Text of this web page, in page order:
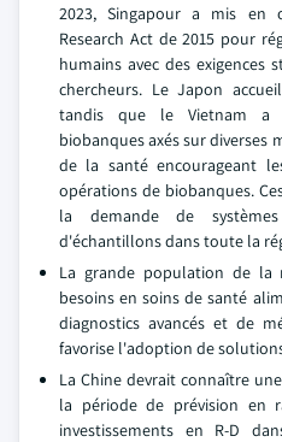
2023, Singapour a mis en
Research Act de 2015 pour
humains avec des exigences
chercheurs. Le Japon
tandis que le Vietnam a
biobanques axés sur diverses
de la santé encourageant
opérations de biobanques.
la demande de
d'échantillons dans toute la
La grande population de la
besoins en soins de santé
diagnostics avancés et de
favorise l'adoption de
La Chine devrait connaître
la période de prévision en
investissements en R-D